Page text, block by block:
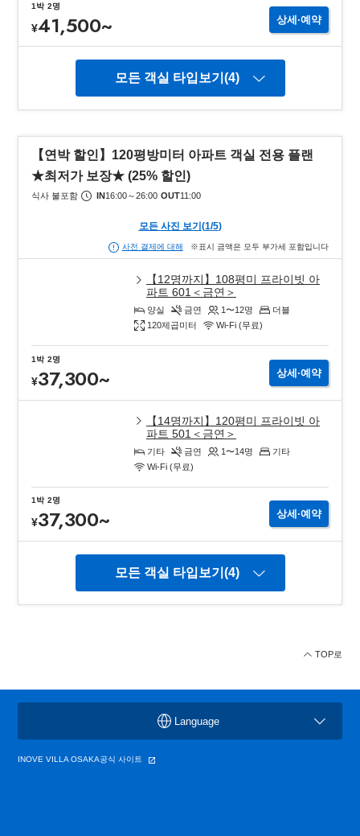
1박 2명
¥41,500~ 상세∙예약
모든 객실 타입보기(4)
【연박 할인】120평방미터 아파트 객실 전용 플랜
★최저가 보장★ (25% 할인)
식사 불포함 IN16:00～26:00 OUT11:00
모든 사진 보기(1/5)
사전 결제에 대해 ※표시 금액은 모두 부가세 포함입니다
【12명까지】108평미 프라이빗 아
파트 601＜금연＞
양실 금연 1〜12명
더블
120제곱미터 Wi-Fi (무료)
1박 2명
¥37,300~ 상세∙예약
【14명까지】120평미 프라이빗 아
파트 501＜금연＞
기타 금연 1〜14명
기타
Wi-Fi (무료)
1박 2명
¥37,300~ 상세∙예약
모든 객실 타입보기(4)
TOP로
INOVE VILLA OSAKA공식 사이트
Language